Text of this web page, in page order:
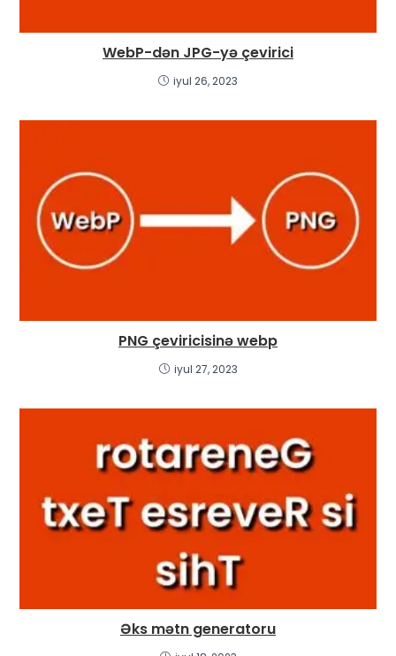
WebP-dən JPG-yə çevirici
iyul 26, 2023
PNG çeviricisinə webp
iyul 27, 2023
Əks mətn generatoru